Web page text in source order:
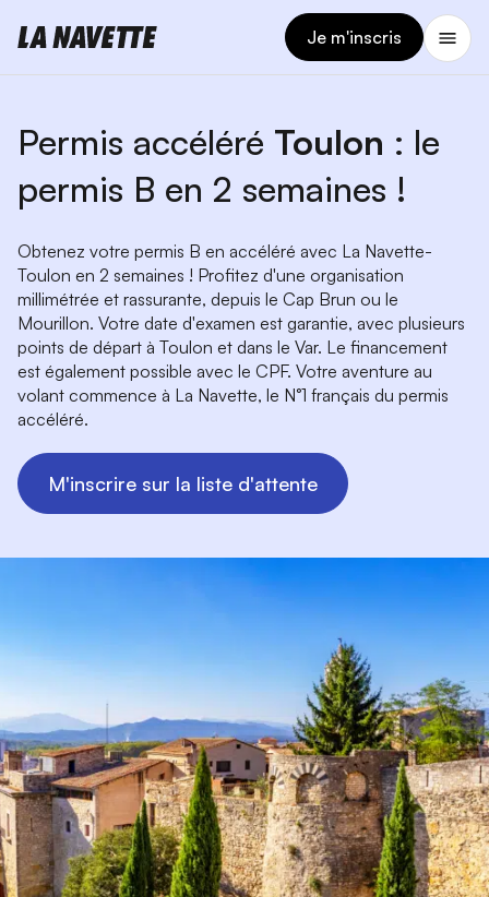
Je m'inscris
Permis accéléré Toulon : le
permis B en 2 semaines !
Obtenez votre permis B en accéléré avec La Navette-
Toulon en 2 semaines ! Profitez d'une organisation
millimétrée et rassurante, depuis le Cap Brun ou le
Mourillon. Votre date d'examen est garantie, avec plusieurs
points de départ à Toulon et dans le Var. Le financement
est également possible avec le CPF. Votre aventure au
volant commence à La Navette, le N°1 français du permis
accéléré.
M'inscrire sur la liste d'attente